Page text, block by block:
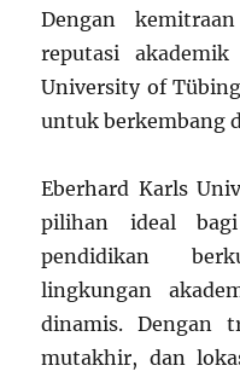
Dengan
reputasi
University of
untuk berkembang
Eberhard Karls
pilihan ideal
pendidikan
lingkungan
dinamis. Dengan
mutakhir, dan